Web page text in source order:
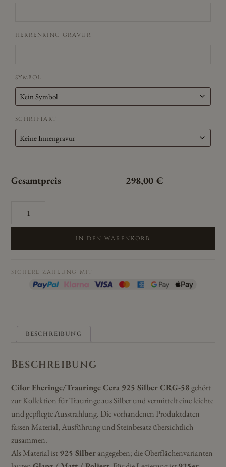
HERRENRING GRAVUR
SYMBOL
SCHRIFTART
Gesamtpreis 298,00 €
Eheringe/Trauringe
Cera
Silber
58
IN DEN WARENKORB
SICHERE ZAHLUNG MIT
BESCHREIBUNG
Beschreibung
Cilor Eheringe/Trauringe Cera 925 Silber CRG-58gehört
zur Kollektion für Trauringe aus Silber und vermittelt eine leichte
und gepflegte Ausstrahlung. Die vorhandenen Produktdaten
fassen Material, Ausführung und Steinbesatz übersichtlich
zusammen.
Als Material ist925 Silberangegeben; die Oberflächenvarianten